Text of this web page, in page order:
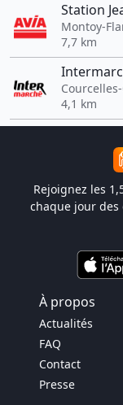
Station
Montoy-
7,7 km
4,1 km
Rejoignez les
chaque jour
À propos
Actualités
FAQ
Contact
Presse